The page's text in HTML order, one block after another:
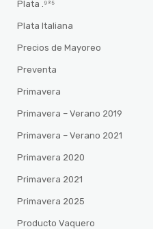
Plata .⁹²⁵
Plata Italiana
Precios de Mayoreo
Preventa
Primavera
Primavera – Verano 2019
Primavera – Verano 2021
Primavera 2020
Primavera 2021
Primavera 2025
Producto Vaquero